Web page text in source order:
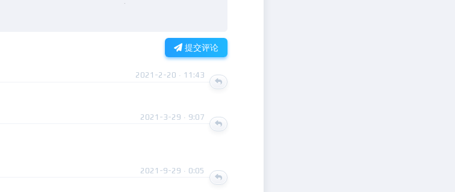
提交评论
2021-2-20 · 11:43
2021-3-29 · 9:07
2021-9-29 · 0:05